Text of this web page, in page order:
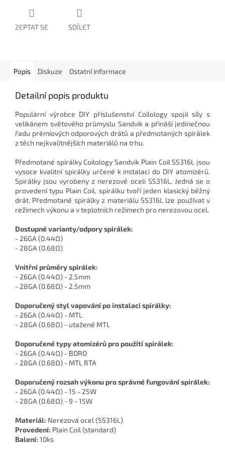
ZEPTAT SE SDÍLET
Popis Diskuze Ostatní informace
Detailní popis produktu
Populární výrobce DIY příslušenství Coilology spojil síly s
velikánem světového průmyslu Sandvik a přináší jedinečnou
řadu prémiových odporových drátů a předmotaných spirálek
z těch nejkvalitnějších materiálů na trhu.
Předmotané spirálky Coilology Sandvik Plain Coil SS316L jsou
vysoce kvalitní spirálky určené k instalaci do DIY atomizérů.
Spirálky jsou vyrobeny z nerezové oceli SS316L. Jedná se o
provedení typu Plain Coil, spirálku tvoří jeden klasický běžný
drát. Předmotané spirálky z materiálu SS316L lze používat v
režimech výkonu a v teplotních režimech pro nerezovou ocel.
Dostupné varianty/odpory spirálek:
- 26GA (0.44Ω)
- 28GA (0.68Ω)
Vnitřní průměry spirálek:
- 26GA (0.44Ω) - 2.5mm
- 28GA (0.68Ω) - 2.5mm
Doporučený styl vapování po instalaci spirálky:
- 26GA (0.44Ω) - MTL
- 28GA (0.68Ω) - utažené MTL
Doporučené typy atomizérů pro použití spirálek:
- 26GA (0.44Ω) - BORO
- 28GA (0.68Ω) - MTL RTA
Doporučený rozsah výkonu pro správné fungování spirálek:
- 26GA (0.44Ω) - 15 - 25W
- 28GA (0.68Ω) - 9 - 15W
Materiál: Nerezová ocel (SS316L)
Provedení: Plain Coil (standard)
Balení: 10ks